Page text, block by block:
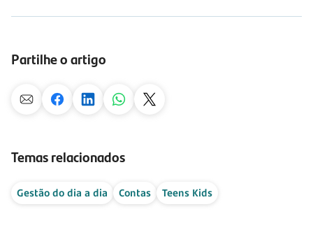
Partilhe o artigo
Temas relacionados
Gestão do dia a dia Contas Teens Kids